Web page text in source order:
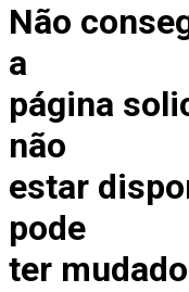
Não
a
página
não
estar
pode
ter